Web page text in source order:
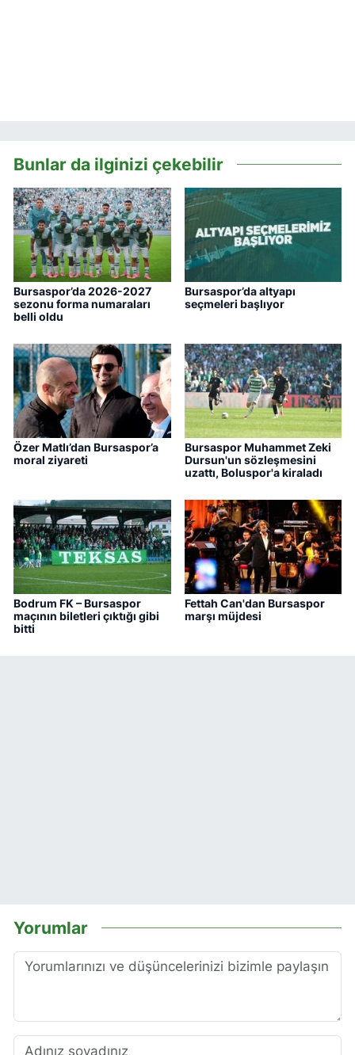
Bunlar da ilginizi çekebilir
Bursaspor’da 2026-2027
sezonu forma numaraları
belli oldu
Bursaspor’da altyapı
seçmeleri başlıyor
Özer Matlı’dan Bursaspor’a
moral ziyareti
Bursaspor Muhammet Zeki
Dursun'un sözleşmesini
uzattı, Boluspor'a kiraladı
Bodrum FK – Bursaspor
maçının biletleri çıktığı gibi
bitti
Fettah Can'dan Bursaspor
marşı müjdesi
Yorumlar